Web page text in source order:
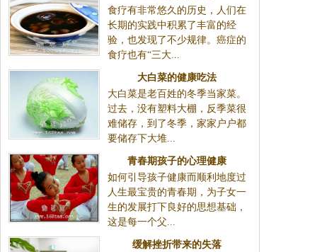
食疗有非常悠久的历史，人们在
长期的实践中积累了丰富的经
验，也发现了不少规律。癌症的
食疗也有“三大...
大白菜的健康吃法
大白菜是老百姓的冬季当家菜。
过去，没有塑料大棚，反季菜很
难储存，到了冬季，家家户户都
要储存下大堆...
青春期孩子的心理健康
如何引导孩子健康而顺利地度过
人生最宝贵的青春期，为子女一
生的发展打下良好的思想基础，
这是每一个父...
缓解挫折带来的失落